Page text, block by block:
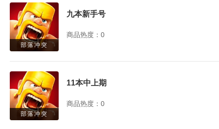
部落冲突
九本新手号
商品热度：0
部落冲突
11本中上期
商品热度：0